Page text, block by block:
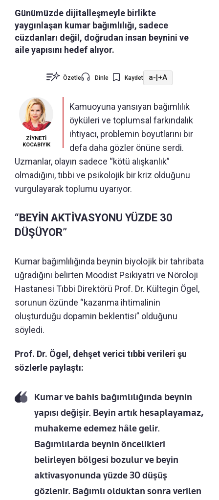
Günümüzde dijitalleşmeyle birlikte
yaygınlaşan kumar bağımlılığı, sadece
cüzdanları değil, doğrudan insan beynini ve
aile yapısını hedef alıyor.
Özetle Dinle Kaydet a-|+A
ZİYNETİ
KOCABIYIK
Kamuoyuna yansıyan bağımlılık
öyküleri ve toplumsal farkındalık
ihtiyacı, problemin boyutlarını bir
defa daha gözler önüne serdi.
Uzmanlar, olayın sadece “kötü alışkanlık”
olmadığını, tıbbi ve psikolojik bir kriz olduğunu
vurgulayarak toplumu uyarıyor.
“BEYİN AKTİVASYONU YÜZDE 30
DÜŞÜYOR”
Kumar bağımlılığında beynin biyolojik bir tahribata
uğradığını belirten Moodist Psikiyatri ve Nöroloji
Hastanesi Tıbbi Direktörü Prof. Dr. Kültegin Ögel,
sorunun özünde “kazanma ihtimalinin
oluşturduğu dopamin beklentisi” olduğunu
söyledi.
Prof. Dr. Ögel, dehşet verici tıbbi verileri şu
sözlerle paylaştı:
Kumar ve bahis bağımlılığında beynin
yapısı değişir. Beyin artık hesaplayamaz,
muhakeme edemez hâle gelir.
Bağımlılarda beynin öncelikleri
belirleyen bölgesi bozulur ve beyin
aktivasyonunda yüzde 30 düşüş
gözlenir. Bağımlı olduktan sonra verilen